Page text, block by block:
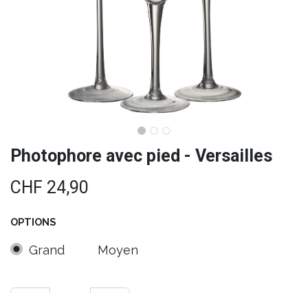
Photophore avec pied - Versailles
CHF 24,90
OPTIONS
Grand Moyen